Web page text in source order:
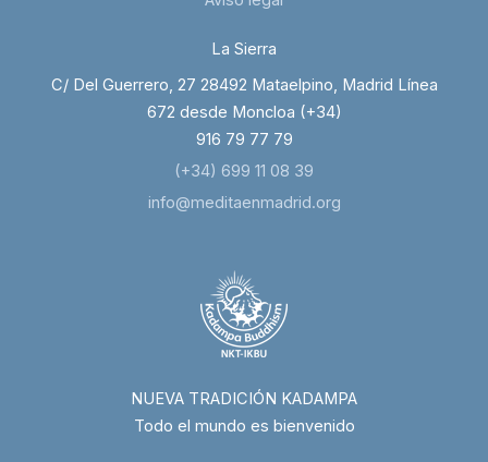
La Sierra
C/ Del Guerrero, 27 28492 Mataelpino, Madrid Línea
672 desde Moncloa (+34)
916 79 77 79
(+34) 699 11 08 39
info@meditaenmadrid.org
NUEVA TRADICIÓN KADAMPA
Todo el mundo es bienvenido